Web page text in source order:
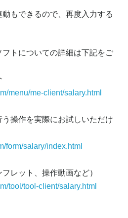
もできるので、再度入力する
トについての詳細は下記をご
menu/me-client/salary.html
作を実際にお試しいただけ
form/salary/index.html
レット、操作動画など）
tool/tool-client/salary.html